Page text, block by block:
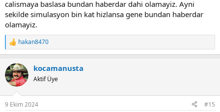
calismaya baslasa bundan haberdar dahi olamayiz. Ayni
sekilde simulasyon bin kat hizlansa gene bundan haberdar
olamayiz.
R
e
c
t
i
s
hakan8470
kocamanusta
Aktif Üye
9 Ekim 2024 #15